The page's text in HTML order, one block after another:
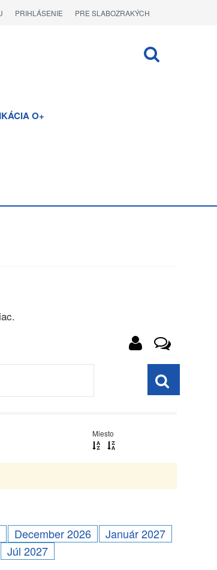
PRE SLABOZRAKÝCH
PRIHLÁSENIE
O+
Miesto
December 2026
Január 2027
Júl 2027